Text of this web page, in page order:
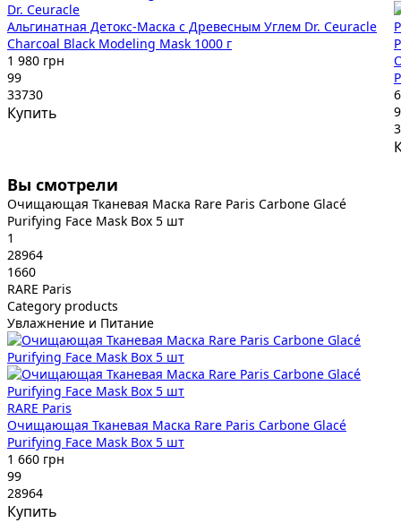
Dr. Ceuracle
Альгинатная Детокс-Маска с Древесным Углем Dr. Ceuracle
Charcoal Black Modeling Mask 1000 г
1 980 грн
99
33730
Купить
Вы смотрели
Очищающая Тканевая Маска Rare Paris Carbone Glacé
Purifying Face Mask Box 5 шт
1
28964
1660
RARE Paris
Category products
Увлажнение и Питание
RARE Paris
Очищающая Тканевая Маска Rare Paris Carbone Glacé
Purifying Face Mask Box 5 шт
1 660 грн
99
28964
Купить